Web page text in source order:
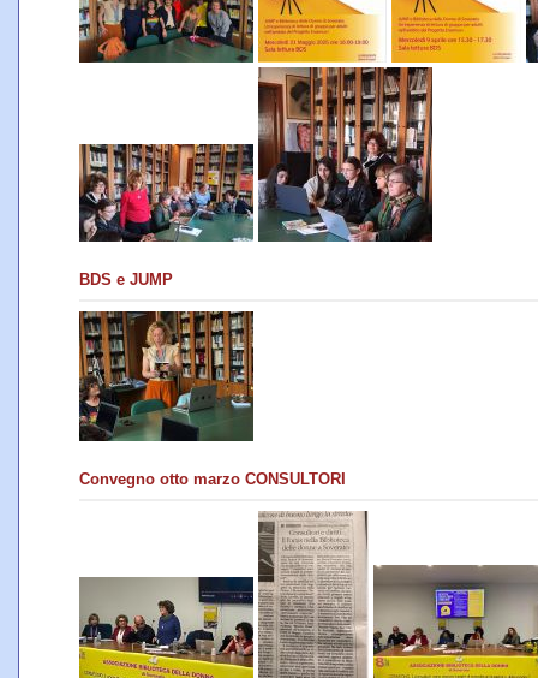
BDS e JUMP
Convegno otto marzo CONSULTORI